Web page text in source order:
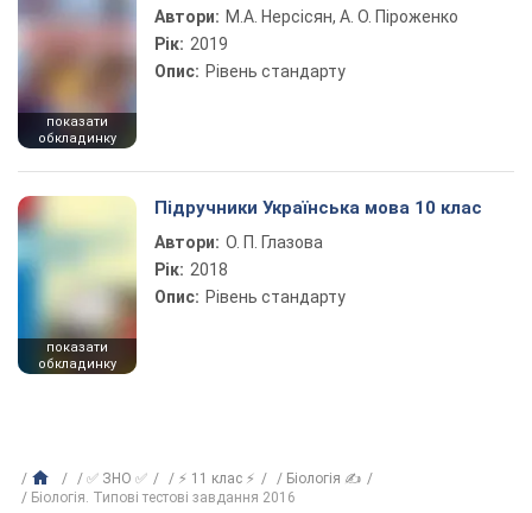
показати
обкладинку
Автори: М.А. Нерсісян, А. О. Піроженко
Рік: 2019
Опис: Рівень стандарту
показати
обкладинку
Підручники Українська мова 10 клас
Автори: О. П. Глазова
Рік: 2018
Опис: Рівень стандарту
✅ ЗНО ✅ ⚡ 11 клас ⚡
Біологія ✍
Біологія. Типові тестові завдання 2016